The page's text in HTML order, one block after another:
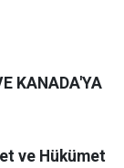
KANADA'YA
ve Hükümet